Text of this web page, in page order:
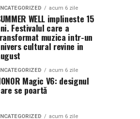
acum 6 zile
WELL implineste 15
Festivalul care a
muzica intr-un
cultural revine in
acum 6 zile
Magic V6: designul
se poartă
acum 6 zile